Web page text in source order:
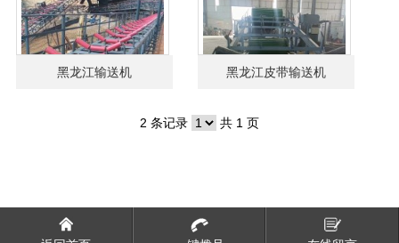
黑龙江输送机 黑龙江皮带输送机
2 条记录 共 1 页